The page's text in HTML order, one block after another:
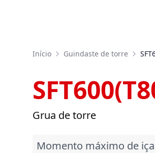
Início Guindaste de torre
Grua de torre
Momento máximo de